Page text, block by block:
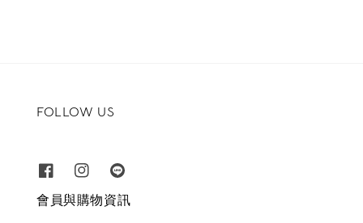
FOLLOW US
會員與購物資訊